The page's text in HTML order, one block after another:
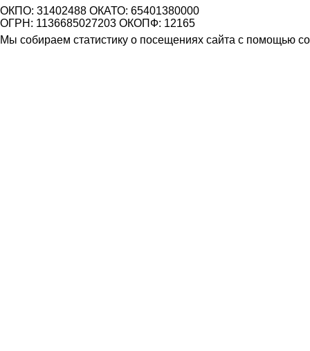
ОКПО: 31402488 ОКАТО: 65401380000
ОГРН: 1136685027203 ОКОПФ: 12165
Мы собираем статистику о посещениях сайта с помощью